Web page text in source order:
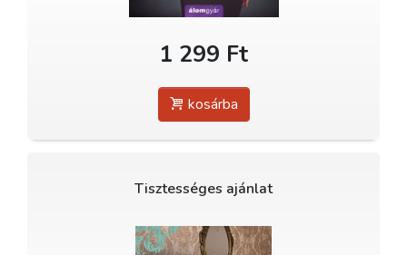
1 299 Ft
kosárba
Tisztességes ajánlat